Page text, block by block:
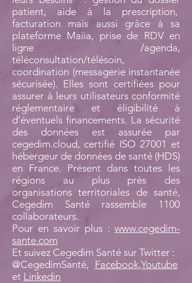
patient, aide à la prescription,
facturation mais aussi grâce à sa
plateforme Maiia, prise de RDV en
ligne /agenda,
téléconsultation/télésoin,
coordination (messagerie instantanée
sécurisée). Elles sont certifiées pour
assurer à leurs utilisateurs conformité
réglementaire et éligibilité à
d’éventuels financements. La sécurité
des données est assurée par
cegedim.cloud, certifié ISO 27001 et
hébergeur de données de santé (HDS)
en France. Présent dans toutes les
régions au plus près des
organisations territoriales de santé,
Cegedim Santé rassemble 1100
collaborateurs.
Pour en savoir plus : www.cegedim-
sante.com
Et suivez Cegedim Santé sur Twitter :
@CegedimSanté, Facebook,Youtube
et Linkedin